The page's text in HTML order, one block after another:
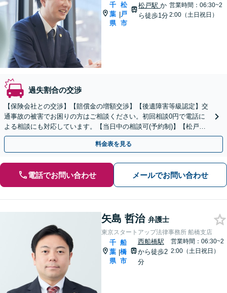
千
葉
県
|
松
戸
市
松戸駅か
ら徒歩1分
営業時間：06:30~2
2:00（土日祝日）
過失割合の交渉
【保険会社との交渉】【賠償金の増額交渉】【後遺障害等級認定】交
通事故の被害でお困りの方はご相談ください。初回相談0円で電話に
よる相談にも対応しています。【当日中の相談可(予約制)】【松戸駅
徒歩1分】
料金表を見る
電話でお問い合わせ メールでお問い合わせ
矢島 哲治 弁護士
東京スタートアップ法律事務所 船橋支店
千
葉
県
|
船
橋
市
西船橋駅
から徒歩2
分
営業時間：06:30~2
2:00（土日祝日）